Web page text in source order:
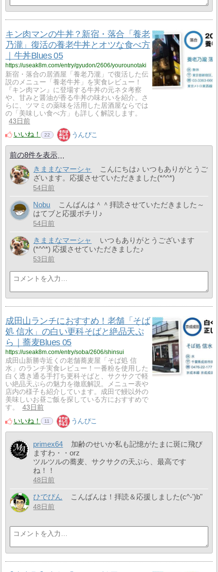
キン肉マンの牛丼？新宿・落合「養老
乃瀧」復活の養老牛丼とオツな食べ方
｜牛丼Blues 05
https://useak8m.com/entry/gyudon/2606/yourounotaki
新宿・落合の居酒屋「養老乃瀧」で復活した伝
説のメニュー「養老牛丼」を実食レビュー！
『キン肉マン』に登場する牛丼の元ネタ考察
や、甘みと醤油が香る牛丼の味わいを紹介。さ
らに、ツマミの薬味を活用した居酒屋ならでは
の「美味しい食べ方」も詳しく解説します。
43日前
いいね！
22 うんぴこ
前の8件を表示
きままなマーシャ
こんにちは♪ いつもありがとうご
ざいます。応援させていただきました(*^^*)
54日前
Nobu
こんばんは＾＾拝読させていただきました～
はてブと応援ポチリ♪
54日前
きままなマーシャ
いつもありがとうございます
(*^^*) 応援させていただきました♪
53日前
成田山ランチにおすすめ！老舗「そば
処 信水」の白い更科そばと絶品天ぷ
ら｜蕎麦Blues 05
https://useak8m.com/entry/soba/2606/shinsui
成田山新勝寺近くの老舗蕎麦屋「そば処 信
水」のランチ実食レビュー！一番粉を使用した
白く透き通る手打ち更科そばと、サクサクで軽
い絶品天ぷらの魅力を徹底解説。メニュー表や
店内の様子も紹介しています。成田で鰻以外の
美味しいお昼ご飯を探している方におすすめで
す。
43日前
いいね！
11 うんぴこ
primex64
加齢のせいか私も記憶がたまに斑に飛び
ますわ・・orz
ツルツルの蕎麦、サクサクの天ぷら、最高です
ね！！
48日前
ひでぴん こんばんは！拝読＆応援しました(c^-')b"
48日前